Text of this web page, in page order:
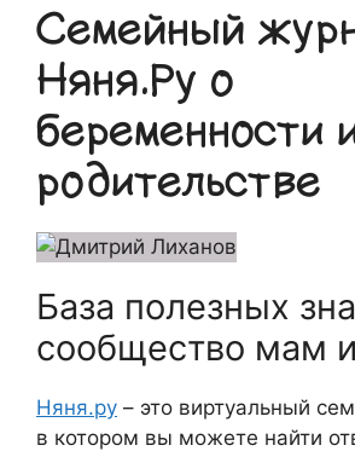
Семейный
Няня.Ру о
беременности
родительстве
База полезных
сообщество мам
Няня.ру – это виртуальный
в котором вы можете найти